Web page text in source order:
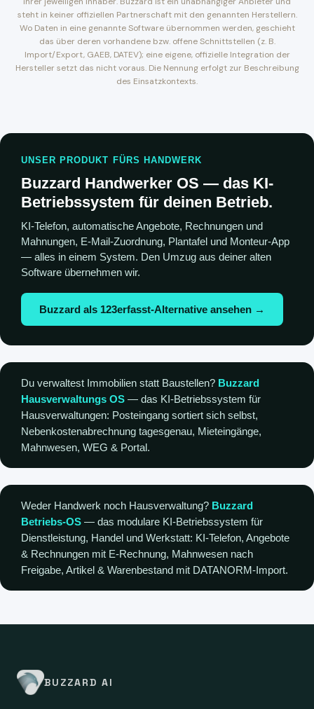
steht in keiner offiziellen Partnerschaft mit den genannten Herstellern.
Wo Daten in eine genannte Software übernommen werden, geschieht
das über deren vorhandene bzw. offene Schnittstellen (z. B.
Import/Export, GAEB, DATEV); eine eigene, offizielle Integration der
Hersteller setzt das nicht voraus. Die Nennung erfolgt zur Beschreibung
des Einsatzkontexts.
UNSER PRODUKT FÜRS HANDWERK
Buzzard Handwerker OS — das KI-
Betriebssystem für deinen Betrieb.
KI-Telefon, automatische Angebote, Rechnungen und
Mahnungen, E-Mail-Zuordnung, Plantafel und Monteur-App
— alles in einem System. Den Umzug aus deiner alten
Software übernehmen wir.
Buzzard als 123erfasst-Alternative ansehen →
Du verwaltest Immobilien statt Baustellen? Buzzard
Hausverwaltungs OS — das KI-Betriebssystem für
Hausverwaltungen: Posteingang sortiert sich selbst,
Nebenkostenabrechnung tagesgenau, Mieteingänge,
Mahnwesen, WEG & Portal.
Weder Handwerk noch Hausverwaltung? Buzzard
Betriebs-OS — das modulare KI-Betriebssystem für
Dienstleistung, Handel und Werkstatt: KI-Telefon, Angebote
& Rechnungen mit E-Rechnung, Mahnwesen nach
Freigabe, Artikel & Warenbestand mit DATANORM-Import.
BUZZARD AI